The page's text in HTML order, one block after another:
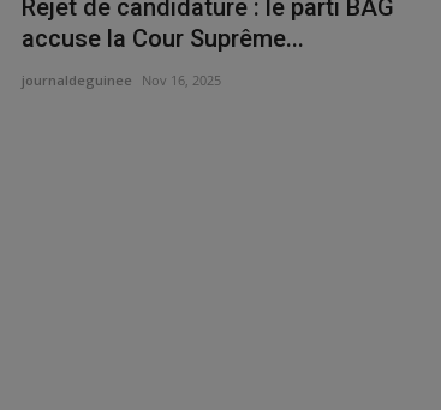
Rejet de candidature : le parti BAG
accuse la Cour Suprême...
journaldeguinee Nov 16, 2025